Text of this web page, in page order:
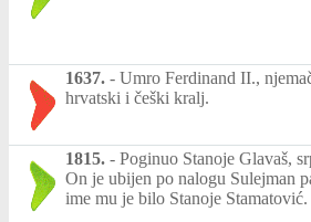
1637. - Umro Ferdinand II.,
hrvatski i češki kralj.
1815. - Poginuo Stanoje Glavaš,
On je ubijen po nalogu Sulejman
ime mu je bilo Stanoje Stamatović.